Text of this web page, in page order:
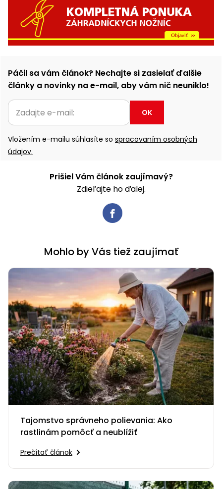
Páčil sa vám článok? Nechajte si zasielať ďalšie
články a novinky na e-mail, aby vám nič neuniklo!
OK
Vložením e-mailu súhlasíte so spracovaním osobných
údajov.
Prišiel Vám článok zaujímavý?
Zdieľajte ho ďalej.
Mohlo by Vás tiež zaujímať
Tajomstvo správneho polievania: Ako
rastlinám pomôcť a neublížiť
Prečítať článok